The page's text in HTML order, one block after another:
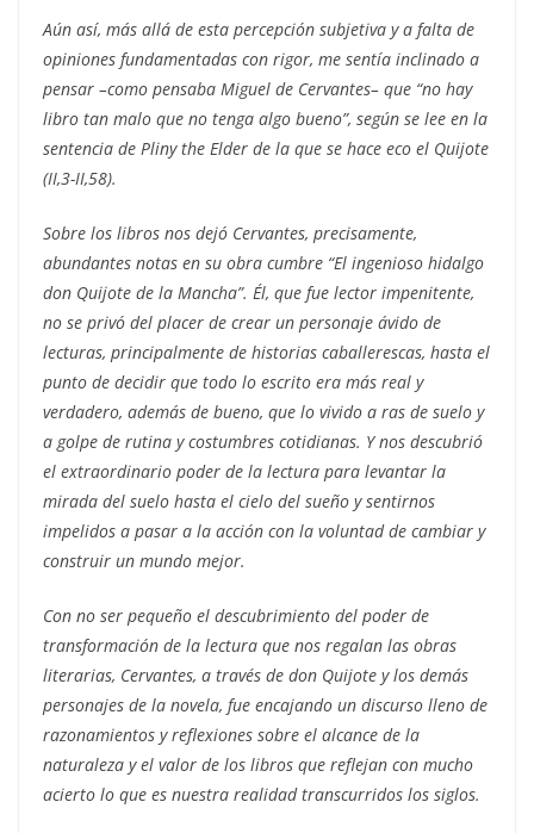
Aún así, más allá de esta percepción subjetiva y a falta de
opiniones fundamentadas con rigor, me sentía inclinado a
pensar –como pensaba Miguel de Cervantes– que “no hay
libro tan malo que no tenga algo bueno”, según se lee en la
sentencia de Pliny the Elder de la que se hace eco el Quijote
(II,3-II,58).
Sobre los libros nos dejó Cervantes, precisamente,
abundantes notas en su obra cumbre “El ingenioso hidalgo
don Quijote de la Mancha”. Él, que fue lector impenitente,
no se privó del placer de crear un personaje ávido de
lecturas, principalmente de historias caballerescas, hasta el
punto de decidir que todo lo escrito era más real y
verdadero, además de bueno, que lo vivido a ras de suelo y
a golpe de rutina y costumbres cotidianas. Y nos descubrió
el extraordinario poder de la lectura para levantar la
mirada del suelo hasta el cielo del sueño y sentirnos
impelidos a pasar a la acción con la voluntad de cambiar y
construir un mundo mejor.
Con no ser pequeño el descubrimiento del poder de
transformación de la lectura que nos regalan las obras
literarias, Cervantes, a través de don Quijote y los demás
personajes de la novela, fue encajando un discurso lleno de
razonamientos y reflexiones sobre el alcance de la
naturaleza y el valor de los libros que reflejan con mucho
acierto lo que es nuestra realidad transcurridos los siglos.